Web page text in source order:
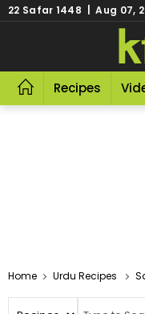
22 Safar 1448 | Aug 07,
Recipes
Home Urdu Recipes